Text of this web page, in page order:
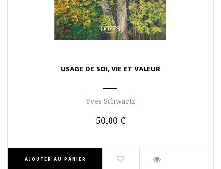
AJOUTER AU PANIER
USAGE DE SOI, VIE ET VALEUR
Yves Schwartz
50,00 €